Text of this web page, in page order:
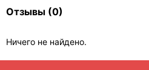
Отзывы (0)
Ничего не найдено.